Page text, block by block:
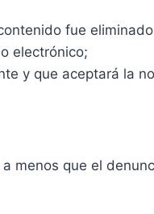
fue
electrónico;
y que aceptará la
que el